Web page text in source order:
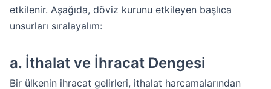
etkilenir. Aşağıda, döviz kurunu etkileyen başlıca
unsurları sıralayalım:
a. İthalat ve İhracat Dengesi
Bir ülkenin ihracat gelirleri, ithalat harcamalarından